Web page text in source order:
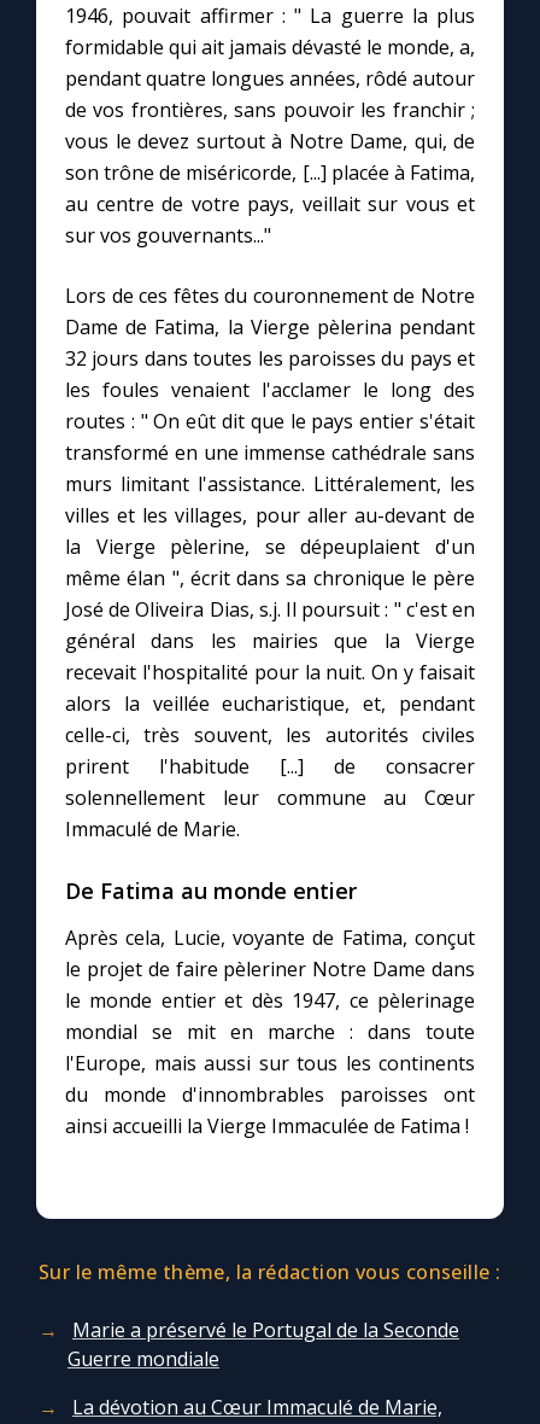
1946, pouvait affirmer : " La guerre la plus
formidable qui ait jamais dévasté le monde, a,
pendant quatre longues années, rôdé autour
de vos frontières, sans pouvoir les franchir ;
vous le devez surtout à Notre Dame, qui, de
son trône de miséricorde, [...] placée à Fatima,
au centre de votre pays, veillait sur vous et
sur vos gouvernants..."
Lors de ces fêtes du couronnement de Notre
Dame de Fatima, la Vierge pèlerina pendant
32 jours dans toutes les paroisses du pays et
les foules venaient l'acclamer le long des
routes : " On eût dit que le pays entier s'était
transformé en une immense cathédrale sans
murs limitant l'assistance. Littéralement, les
villes et les villages, pour aller au-devant de
la Vierge pèlerine, se dépeuplaient d'un
même élan ", écrit dans sa chronique le père
José de Oliveira Dias, s.j. Il poursuit : " c'est en
général dans les mairies que la Vierge
recevait l'hospitalité pour la nuit. On y faisait
alors la veillée eucharistique, et, pendant
celle-ci, très souvent, les autorités civiles
prirent l'habitude [...] de consacrer
solennellement leur commune au Cœur
Immaculé de Marie.
De Fatima au monde entier
Après cela, Lucie, voyante de Fatima, conçut
le projet de faire pèleriner Notre Dame dans
le monde entier et dès 1947, ce pèlerinage
mondial se mit en marche : dans toute
l'Europe, mais aussi sur tous les continents
du monde d'innombrables paroisses ont
ainsi accueilli la Vierge Immaculée de Fatima !
Sur le même thème, la rédaction vous conseille :
Marie a préservé le Portugal de la Seconde
Guerre mondiale
La dévotion au Cœur Immaculé de Marie,